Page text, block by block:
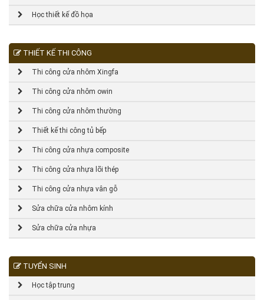
Học thiết kế đồ họa
THIẾT KẾ THI CÔNG
Thi công cửa nhôm Xingfa
Thi công cửa nhôm owin
Thi công cửa nhôm thường
Thiết kế thi công tủ bếp
Thi công cửa nhựa composite
Thi công cửa nhựa lõi thép
Thi công cửa nhựa vân gỗ
Sửa chữa cửa nhôm kính
Sửa chữa cửa nhựa
TUYỂN SINH
Học tập trung